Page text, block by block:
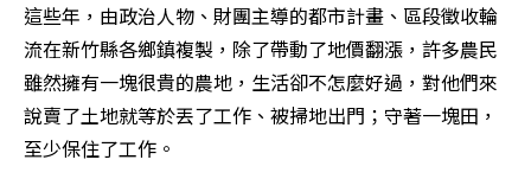
這些年，由政治人物、財團主導的都市計畫、區段徵收輪
流在新竹縣各鄉鎮複製，除了帶動了地價翻漲，許多農民
雖然擁有一塊很貴的農地，生活卻不怎麼好過，對他們來
說賣了土地就等於丟了工作、被掃地出門；守著一塊田，
至少保住了工作。